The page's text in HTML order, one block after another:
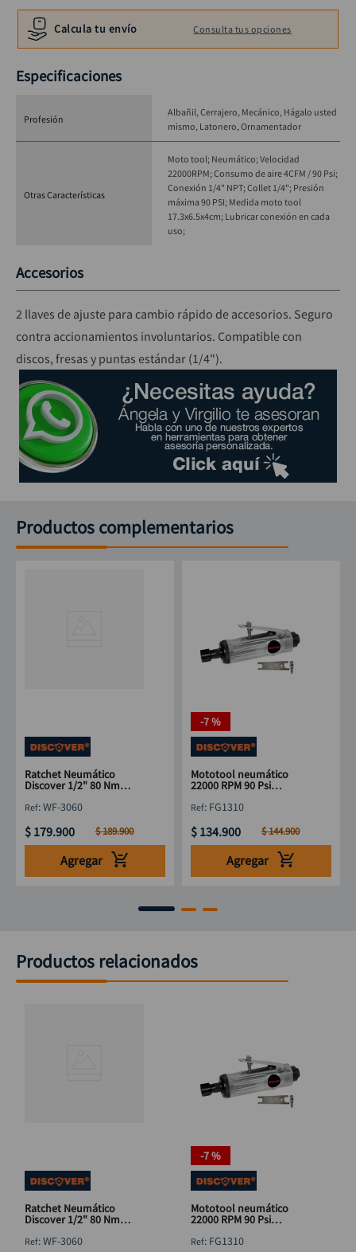
Afilado de herramientas.
Grabado artístico o industrial.
Especificaciones técnicas:
Velocidad sin carga: 22,000 RPM.
Conexión: 1/4" NPT (acople rápido macho incluido).
Calcula tu envío Consulta tus opciones
Especificaciones
Profesión
Albañil Cerrajero Mecánico Hágalo usted
mismo Latonero Ornamentador
Otras Características
Moto tool; Neumático; Velocidad
22000RPM; Consumo de aire 4CFM / 90 Psi;
Conexión 1/4" NPT; Collet 1/4"; Presión
máxima 90 PSI; Medida moto tool
17.3x6.5x4cm; Lubricar conexión en cada
uso;
Accesorios
2 llaves de ajuste para cambio rápido de accesorios. Seguro
contra accionamientos involuntarios. Compatible con
discos, fresas y puntas estándar (1/4").
Productos complementarios
Ratchet Neumático
Discover 1/2" 80 Nm
:WF-3060
$ 179.900 $189.900
Agregar
-7 %
Mototool neumático
22000 RPM 90 Psi
: FG1310
$ 134.900 $144.900
Agregar
Productos relacionados
Ratchet Neumático
Discover 1/2" 80 Nm
:WF-3060
-7 %
Mototool neumático
22000 RPM 90 Psi
: FG1310